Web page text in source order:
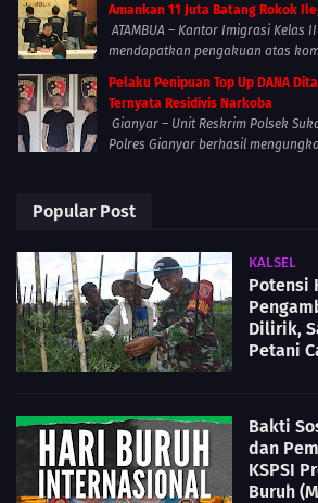
Amankan 11 Juta Batang Rokok
ATAMBUA – Kantor Imigrasi Kelas
mendapatkan pengakuan atas
Pelaku Penipuan Top Up DANA
Ternyata Residivis Narkoba
Gianyar – Unit Reskrim Polsek
Polres Gianyar berhasil
Popular Post
KALSEL
Potensi
Dilirik,
Petani
Bakti
dan
KSPSI
Buruh